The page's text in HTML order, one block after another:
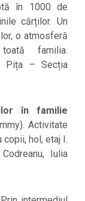
în 1000 de
cărților. Un
o atmosferă
familia.
Pița – Secția
în familie
Activitate
hol, etaj I.
Iulia